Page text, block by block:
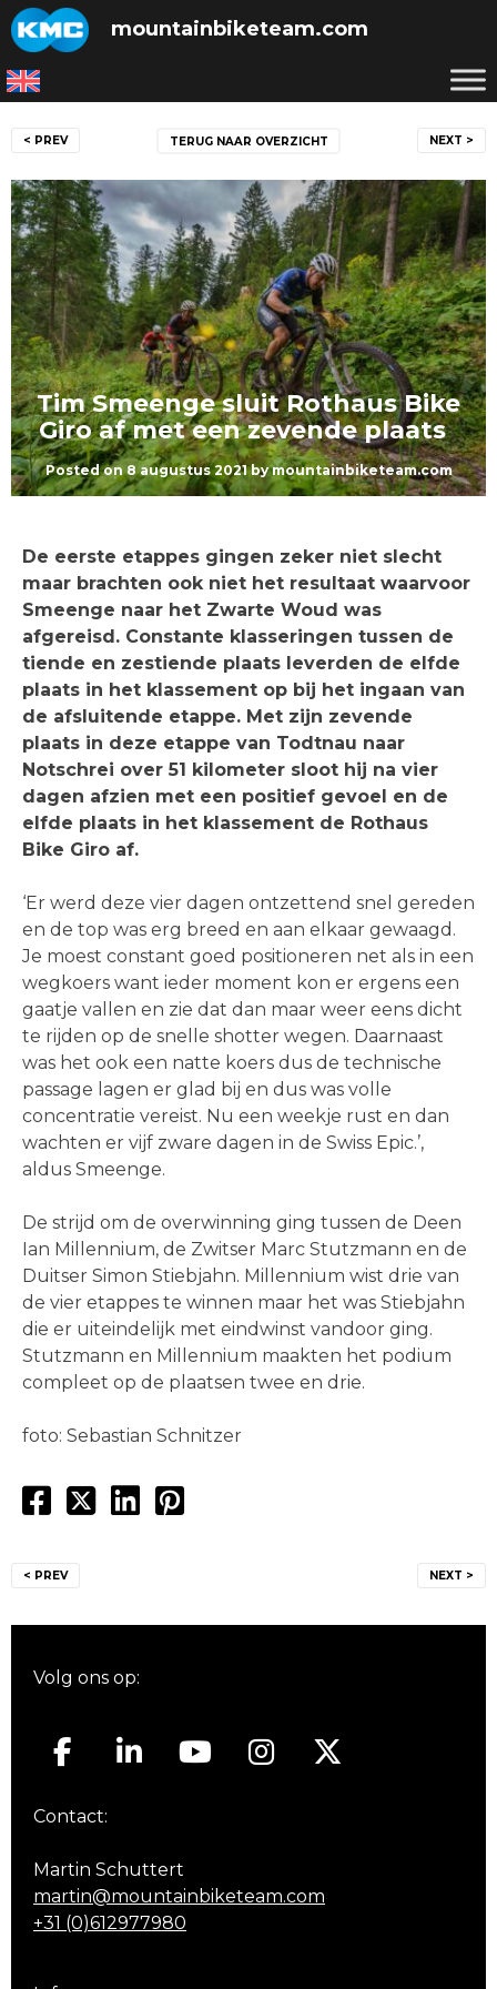
Skip
to
content
mountainbiketeam.com
navigatie
< PREV NEXT >
TERUG NAAR OVERZICHT
Tim Smeenge sluit Rothaus Bike
Giro af met een zevende plaats
Posted on8 augustus 2021bymountainbiketeam.com
De eerste etappes gingen zeker niet slecht
maar brachten ook niet het resultaat waarvoor
Smeenge naar het Zwarte Woud was
afgereisd. Constante klasseringen tussen de
tiende en zestiende plaats leverden de elfde
plaats in het klassement op bij het ingaan van
de afsluitende etappe. Met zijn zevende
plaats in deze etappe van Todtnau naar
Notschrei over 51 kilometer sloot hij na vier
dagen afzien met een positief gevoel en de
elfde plaats in het klassement de Rothaus
Bike Giro af.
‘Er werd deze vier dagen ontzettend snel gereden
en de top was erg breed en aan elkaar gewaagd.
Je moest constant goed positioneren net als in een
wegkoers want ieder moment kon er ergens een
gaatje vallen en zie dat dan maar weer eens dicht
te rijden op de snelle shotter wegen. Daarnaast
was het ook een natte koers dus de technische
passage lagen er glad bij en dus was volle
concentratie vereist. Nu een weekje rust en dan
wachten er vijf zware dagen in de Swiss Epic.’,
aldus Smeenge.
De strijd om de overwinning ging tussen de Deen
Ian Millennium, de Zwitser Marc Stutzmann en de
Duitser Simon Stiebjahn. Millennium wist drie van
de vier etappes te winnen maar het was Stiebjahn
die er uiteindelijk met eindwinst vandoor ging.
Stutzmann en Millennium maakten het podium
compleet op de plaatsen twee en drie.
foto: Sebastian Schnitzer
navigatie
< PREV NEXT >
Volg ons op:
Contact:
Martin Schuttert
martin@mountainbiketeam.com
+31 (0)612977980